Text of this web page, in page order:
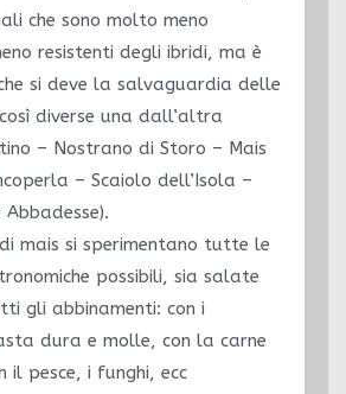
che sono molto meno
resistenti degli ibridi, ma è
si deve la salvaguardia delle
diverse una dall’altra
– Nostrano di Storo – Mais
– Scaiolo dell’Isola –
mais si sperimentano tutte le
possibili, sia salate
gli abbinamenti: con i
dura e molle, con la carne
il pesce, i funghi, ecc